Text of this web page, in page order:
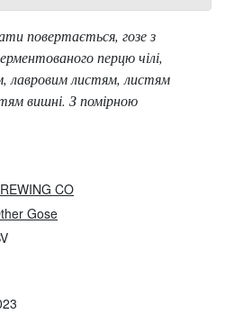
повертається, гозе з
перцю чілі,
лавровим листям, листям
вишні. З помірною
CO
Gose